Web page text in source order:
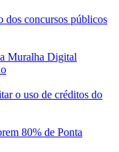
dos concursos públicos
Muralha Digital
o uso de créditos do
80% de Ponta